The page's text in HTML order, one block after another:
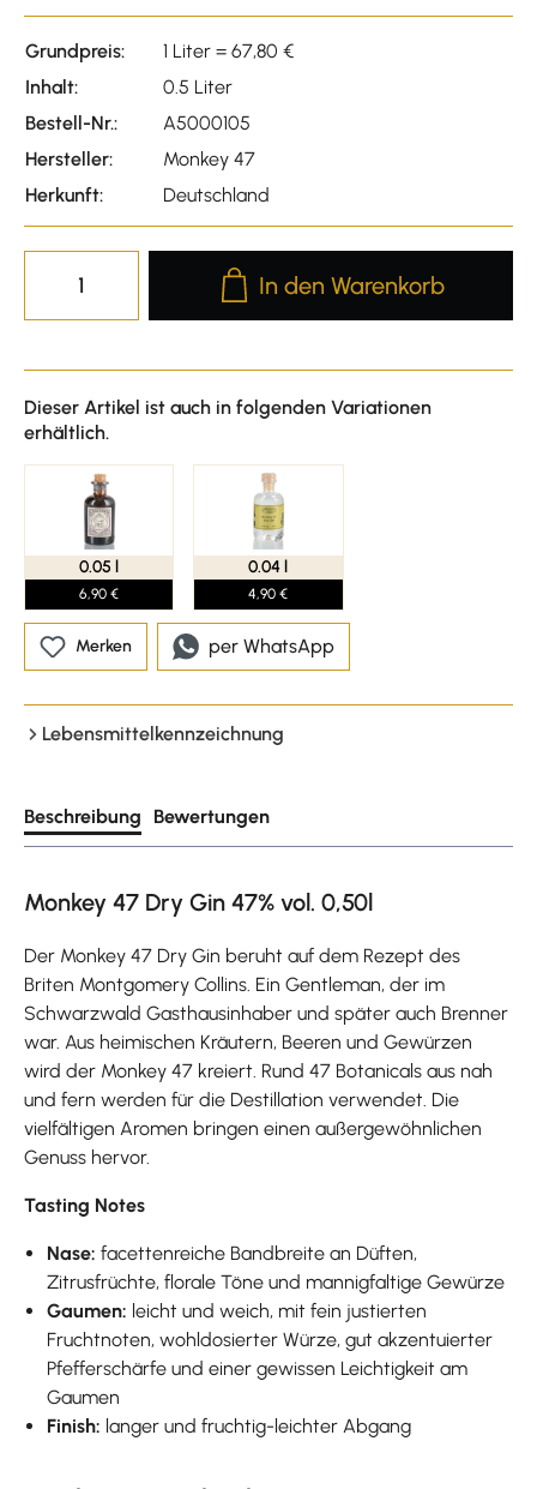
Grundpreis:
1 Liter = 67,80 €
Inhalt:
0.5 Liter
Bestell-Nr.:
A5000105
Hersteller:
Monkey 47
Herkunft:
Deutschland
Produkt Anzahl: Gib den
In den Warenkorb
Dieser Artikel ist auch in folgenden Variationen
erhältlich.
0.05 l
6,90 €
0.04 l
4,90 €
Merken per WhatsApp
Lebensmittelkennzeichnung
Beschreibung Bewertungen
Monkey 47 Dry Gin 47% vol. 0,50l
Der Monkey 47 Dry Gin beruht auf dem Rezept des
Briten Montgomery Collins. Ein Gentleman, der im
Schwarzwald Gasthausinhaber und später auch Brenner
war. Aus heimischen Kräutern, Beeren und Gewürzen
wird der Monkey 47 kreiert. Rund 47 Botanicals aus nah
und fern werden für die Destillation verwendet. Die
vielfältigen Aromen bringen einen außergewöhnlichen
Genuss hervor.
Tasting Notes
Nase: facettenreiche Bandbreite an Düften,
Zitrusfrüchte, florale Töne und mannigfaltige Gewürze
Gaumen: leicht und weich, mit fein justierten
Fruchtnoten, wohldosierter Würze, gut akzentuierter
Pfefferschärfe und einer gewissen Leichtigkeit am
Gaumen
Finish: langer und fruchtig-leichter Abgang